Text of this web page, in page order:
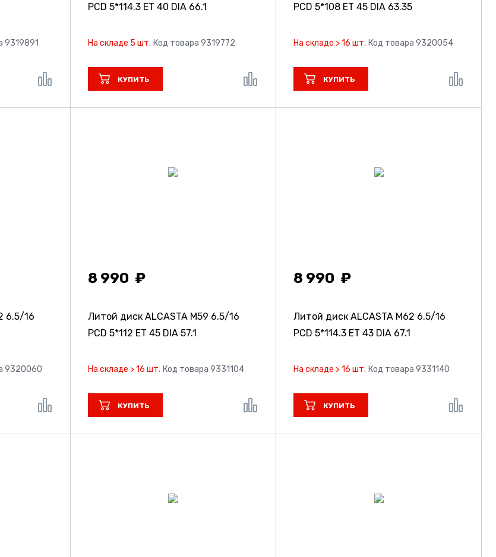
9319891
PCD 5*114.3 ET 40 DIA 66.1
На складе 5 шт. Код товара 9319772
КУПИТЬ
PCD 5*108 ET 45 DIA 63.35
На складе > 16 шт. Код товара 9320054
КУПИТЬ
6.5/16
9320060
8 990
Литой диск ALCASTA M59 6.5/16
PCD 5*112 ET 45 DIA 57.1
На складе > 16 шт. Код товара 9331104
КУПИТЬ
8 990
Литой диск ALCASTA M62 6.5/16
PCD 5*114.3 ET 43 DIA 67.1
На складе > 16 шт. Код товара 9331140
КУПИТЬ